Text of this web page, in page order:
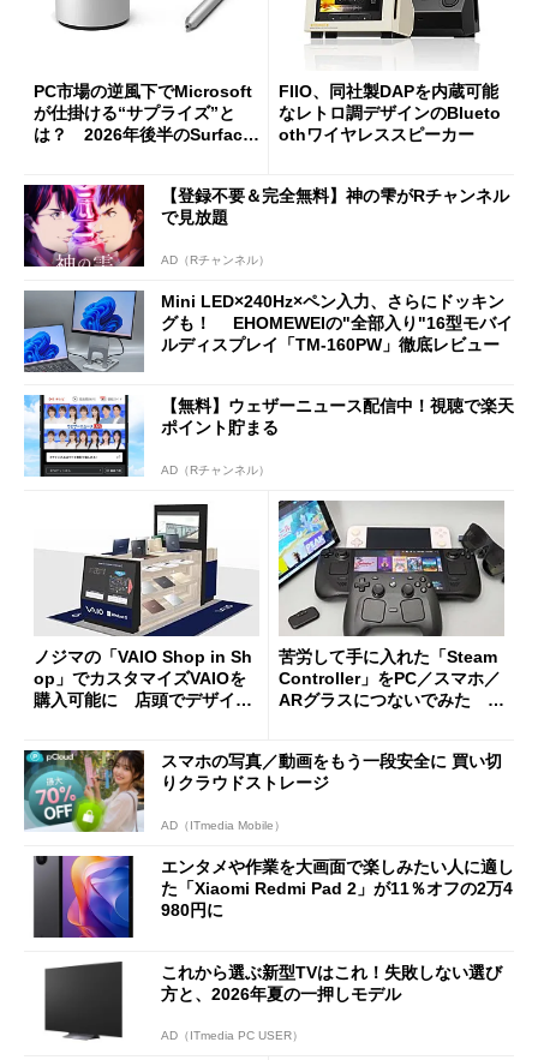
PC市場の逆風下でMicrosoft
が仕掛ける“サプライズ”と
は？ 2026年後半のSurface
FIIO、同社製DAPを内蔵可能
なレトロ調デザインのBlueto
othワイヤレススピーカー
【登録不要＆完全無料】神の雫がRチャンネル
で見放題
AD（Rチャンネル）
Mini LED×240Hz×ペン入力、さらにドッキン
グも！ EHOMEWEIの"全部入り"16型モバイ
ルディスプレイ「TM-160PW」徹底レビュー
【無料】ウェザーニュース配信中！視聴で楽天
ポイント貯まる
AD（Rチャンネル）
ノジマの「VAIO Shop in Sh
op」でカスタマイズVAIOを
購入可能に 店頭でデザイン
苦労して手に入れた「Steam
Controller」をPC／スマホ／
ARグラスにつないでみた ゲ
スマホの写真／動画をもう一段安全に 買い切
りクラウドストレージ
AD（ITmedia Mobile）
エンタメや作業を大画面で楽しみたい人に適し
た「Xiaomi Redmi Pad 2」が11％オフの2万4
980円に
これから選ぶ新型TVはこれ！失敗しない選び
方と、2026年夏の一押しモデル
AD（ITmedia PC USER）